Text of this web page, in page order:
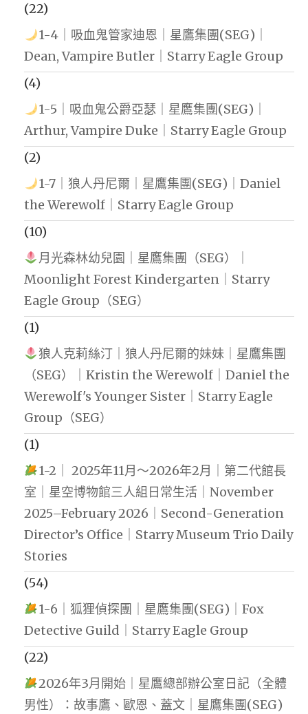
(22)
1-4｜吸血鬼管家迪恩｜星鷹集團(SEG)｜
Dean, Vampire Butler｜Starry Eagle Group
(4)
1-5｜吸血鬼公爵亞瑟｜星鷹集團(SEG)｜
Arthur, Vampire Duke｜Starry Eagle Group
(2)
1-7｜狼人丹尼爾｜星鷹集團(SEG)｜Daniel
the Werewolf｜Starry Eagle Group
(10)
月光森林幼兒園｜星鷹集團（SEG）｜
Moonlight Forest Kindergarten｜Starry
Eagle Group（SEG）
(1)
狼人克莉絲汀｜狼人丹尼爾的妹妹｜星鷹集團
（SEG）｜Kristin the Werewolf｜Daniel the
Werewolf's Younger Sister｜Starry Eagle
Group（SEG）
(1)
1-2｜ 2025年11月～2026年2月｜第二代館長
室｜星空博物館三人組日常生活｜November
2025–February 2026｜Second-Generation
Director’s Office｜Starry Museum Trio Daily
Stories
(54)
1-6｜狐狸偵探團｜星鷹集團(SEG)｜Fox
Detective Guild｜Starry Eagle Group
(22)
2026年3月開始｜星鷹總部辦公室日記（全體
男性）：故事鷹、歐恩、蓋文｜星鷹集團(SEG)